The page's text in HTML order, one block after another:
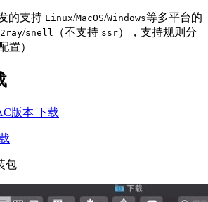
的支持 Linux/MacOS/Windows等多平台的
/snell （不支持 ssr），支持规则分
置）
版本 下载
包